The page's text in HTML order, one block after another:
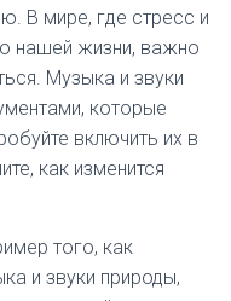
В мире, где стресс и
нашей жизни, важно
Музыка и звуки
которые
включить их в
как изменится
того, как
и звуки природы,